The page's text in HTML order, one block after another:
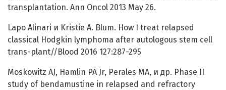
transplantation. Ann Oncol 2013 May 26.
Lapo Alinari и Kristie A. Blum. How I treat relapsed
classical Hodgkin lymphoma after autologous stem cell
trans-plant//Blood 2016 127:287-295
Moskowitz AJ, Hamlin PA Jr, Perales MA, и др. Phase II
study of bendamustine in relapsed and refractory